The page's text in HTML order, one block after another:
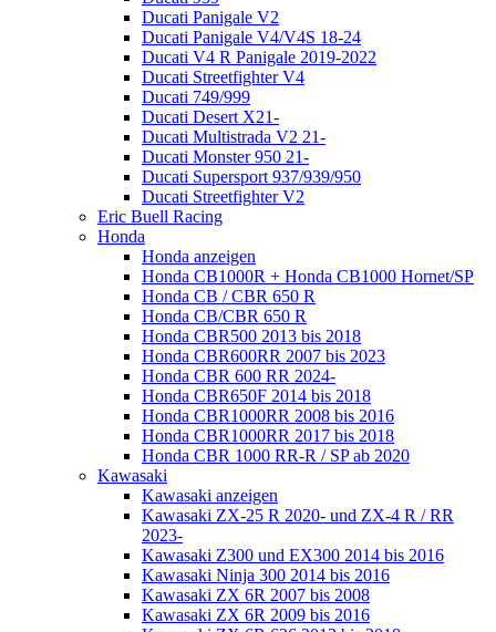
Ducati Panigale V2
Ducati Panigale V4/V4S 18-24
Ducati V4 R Panigale 2019-2022
Ducati Streetfighter V4
Ducati 749/999
Ducati Desert X21-
Ducati Multistrada V2 21-
Ducati Monster 950 21-
Ducati Supersport 937/939/950
Ducati Streetfighter V2
Eric Buell Racing
Honda
Honda anzeigen
Honda CB1000R + Honda CB1000 Hornet/SP
Honda CB / CBR 650 R
Honda CB/CBR 650 R
Honda CBR500 2013 bis 2018
Honda CBR600RR 2007 bis 2023
Honda CBR 600 RR 2024-
Honda CBR650F 2014 bis 2018
Honda CBR1000RR 2008 bis 2016
Honda CBR1000RR 2017 bis 2018
Honda CBR 1000 RR-R / SP ab 2020
Kawasaki
Kawasaki anzeigen
Kawasaki ZX-25 R 2020- und ZX-4 R / RR
2023-
Kawasaki Z300 und EX300 2014 bis 2016
Kawasaki Ninja 300 2014 bis 2016
Kawasaki ZX 6R 2007 bis 2008
Kawasaki ZX 6R 2009 bis 2016